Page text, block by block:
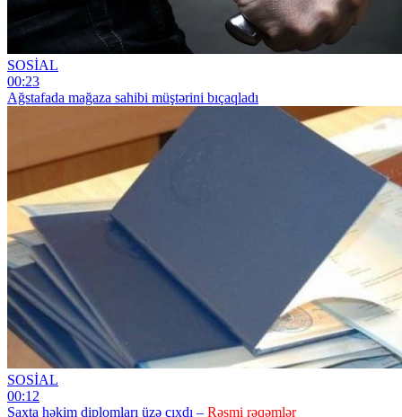
SOSİAL
00:23
Ağstafada mağaza sahibi müştərini bıçaqladı
SOSİAL
00:12
Saxta həkim diplomları üzə çıxdı – Rəsmi rəqəmlər